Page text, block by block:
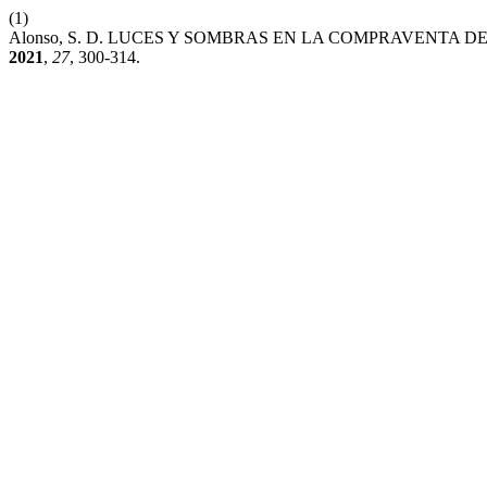
(1)
Alonso, S. D. LUCES Y SOMBRAS EN LA COMPRAVENTA
2021, 27, 300-314.